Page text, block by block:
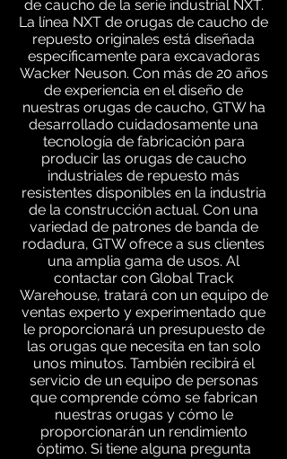
de caucho de la serie industrial NXT.
La línea NXT de orugas de caucho de
repuesto originales está diseñada
específicamente para excavadoras
Wacker Neuson. Con más de 20 años
de experiencia en el diseño de
nuestras orugas de caucho, GTW ha
desarrollado cuidadosamente una
tecnología de fabricación para
producir las orugas de caucho
industriales de repuesto más
resistentes disponibles en la industria
de la construcción actual. Con una
variedad de patrones de banda de
rodadura, GTW ofrece a sus clientes
una amplia gama de usos. Al
contactar con Global Track
Warehouse, tratará con un equipo de
ventas experto y experimentado que
le proporcionará un presupuesto de
las orugas que necesita en tan solo
unos minutos. También recibirá el
servicio de un equipo de personas
que comprende cómo se fabrican
nuestras orugas y cómo le
proporcionarán un rendimiento
óptimo. Si tiene alguna pregunta